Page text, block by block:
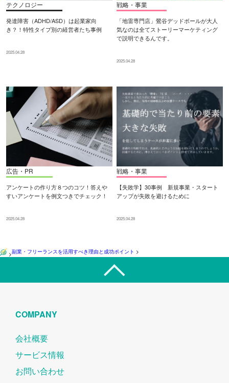
テクノロジー
発達障害（ADHD/ASD）は起業家向
き？！特性タイプ別の経営者たち事例
2025.04.28
戦略・事業
「地雷専門店」鶯谷デッドボールが大人
気なのは全てストーリーマーケティング
で説明できるんです。
2025.04.28
広告・PR
アンケートの作り方８つのコツ！答えや
すいアンケートを例文つきでチェック！
2025.04.28
戦略・事業
【失敗学】30事例 新規事業・スタート
アップが失敗を避けるために
2025.04.28
>副業・フリーランスを活用すべき理由と成功ポイント >
COMPANY
会社概要
サービス情報
お問い合わせ